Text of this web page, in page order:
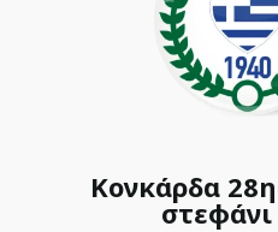
Κονκάρδα